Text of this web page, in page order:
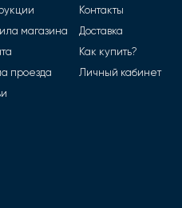
Контакты
магазина
Доставка
Как купить?
проезда
Личный кабинет